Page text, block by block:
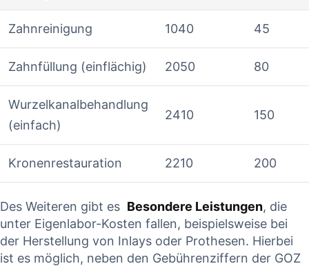
Zahnreinigung 1040 45
Zahnfüllung (einflächig) 2050 80
Wurzelkanalbehandlung
(einfach)
2410 150
Kronenrestauration 2210 200
Des⁢ Weiteren gibt es ‍ Besondere​ Leistungen, die
‍unter Eigenlabor-Kosten ​fallen, beispielsweise bei
der Herstellung ⁤von Inlays oder Prothesen. Hierbei ​
ist es möglich, neben ‌den Gebührenziffern⁣ der GOZ